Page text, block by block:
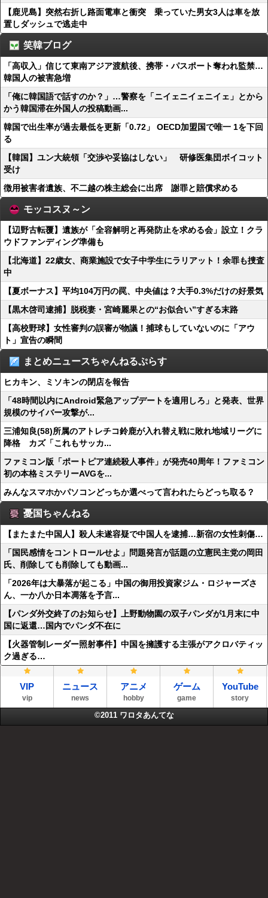
【鹿児島】突然右折し路面電車と衝突 乗っていた男女3人は車を放
置しダッシュで逃走中
笑韓ブログ
「高収入」信じて東南アジア渡航後、携帯・パスポート奪われ監禁…
韓国人の被害急増
「俺に韓国語で話すのか？」…警察を「ニイェニイェニイェ」とから
かう韓国滞在外国人の投稿動画...
韓国で出生率が過去最低を更新「0.72」 OECD加盟国で唯一 1を下回
る
【韓国】ユン大統領「交渉や妥協はしない」 研修医集団ボイコット
受け
徴用被害者遺族、不二越の株主総会に出席 謝罪と賠償求める
モッコスヌ～ン
【辺野古転覆】遺族が「全容解明と再発防止を求める会」設立！クラ
ウドファンディング準備も
【北海道】22歳女、商業施設で女子中学生にラリアット！余罪も捜査
中
【夏ボーナス】平均104万円の罠、中央値は？大手0.3%だけの好景気
【黒木啓司逮捕】脱税妻・宮崎麗果との“お似合い”すぎる末路
【高校野球】女性審判の誤審が物議！捕球もしていないのに「アウ
ト」宣告の瞬間
まとめニュースちゃんねるぷらす
ヒカキン、ミソキンの閉店を報告
「48時間以内にAndroid緊急アップデートを適用しろ」と発表、世界
規模のサイバー攻撃が...
三浦知良(58)所属のアトレチコ鈴鹿が入れ替え戦に敗れ地域リーグに
降格 カズ「これもサッカ...
ファミコン版「ポートピア連続殺人事件」が発売40周年！ファミコン
初の本格ミステリーAVGを...
みんなスマホかパソコンどっちか選べって言われたらどっち取る？
憂国ちゃんねる
【またまた中国人】殺人未遂容疑で中国人を逮捕…新宿の女性刺傷…
「国民感情をコントロールせよ」問題発言が話題の立憲民主党の岡田
氏、削除しても削除しても動画...
「2026年は大暴落が起こる」中国の御用投資家ジム・ロジャーズさ
ん、一か八か日本凋落を予言...
【パンダ外交終了のお知らせ】上野動物園の双子パンダが1月末に中
国に返還…国内でパンダ不在に
【火器管制レーダー照射事件】中国を擁護する主張がアクロバティッ
ク過ぎる…
VIP
vip
ニュース
news
アニメ
hobby
ゲーム
game
YouTube
story
©2011 ワロタあんてな